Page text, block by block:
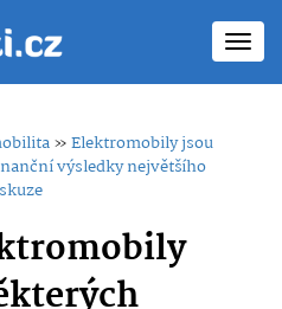
»Elektromobily jsou
výsledky největšího